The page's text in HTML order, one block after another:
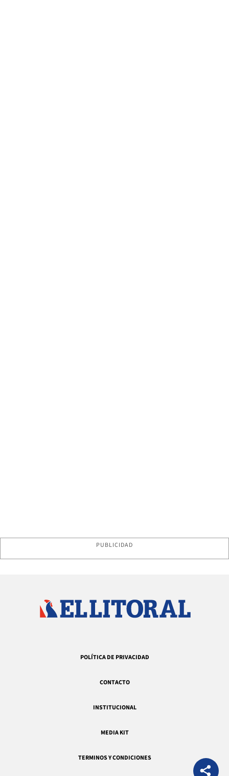
PUBLICIDAD
POLÍTICA DE PRIVACIDAD
CONTACTO
INSTITUCIONAL
MEDIA KIT
TERMINOS Y CONDICIONES